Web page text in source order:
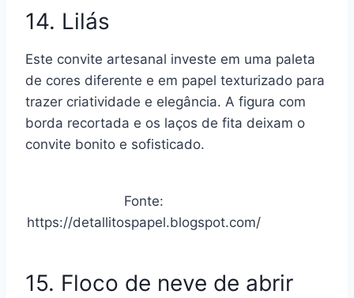
14. Lilás
Este convite artesanal investe em uma paleta
de cores diferente e em papel texturizado para
trazer criatividade e elegância. A figura com
borda recortada e os laços de fita deixam o
convite bonito e sofisticado.
Fonte:
https://detallitospapel.blogspot.com/
15. Floco de neve de abrir